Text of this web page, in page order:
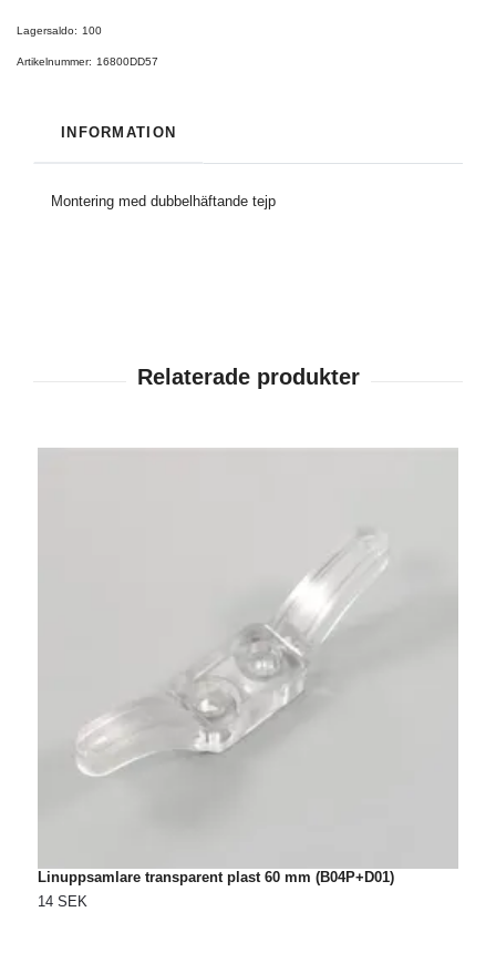
Lagersaldo: 100
Artikelnummer: 16800DD57
INFORMATION
Montering med dubbelhäftande tejp
Linuppsamlare transparent plast 60 mm (B04P+D01)
14 SEK